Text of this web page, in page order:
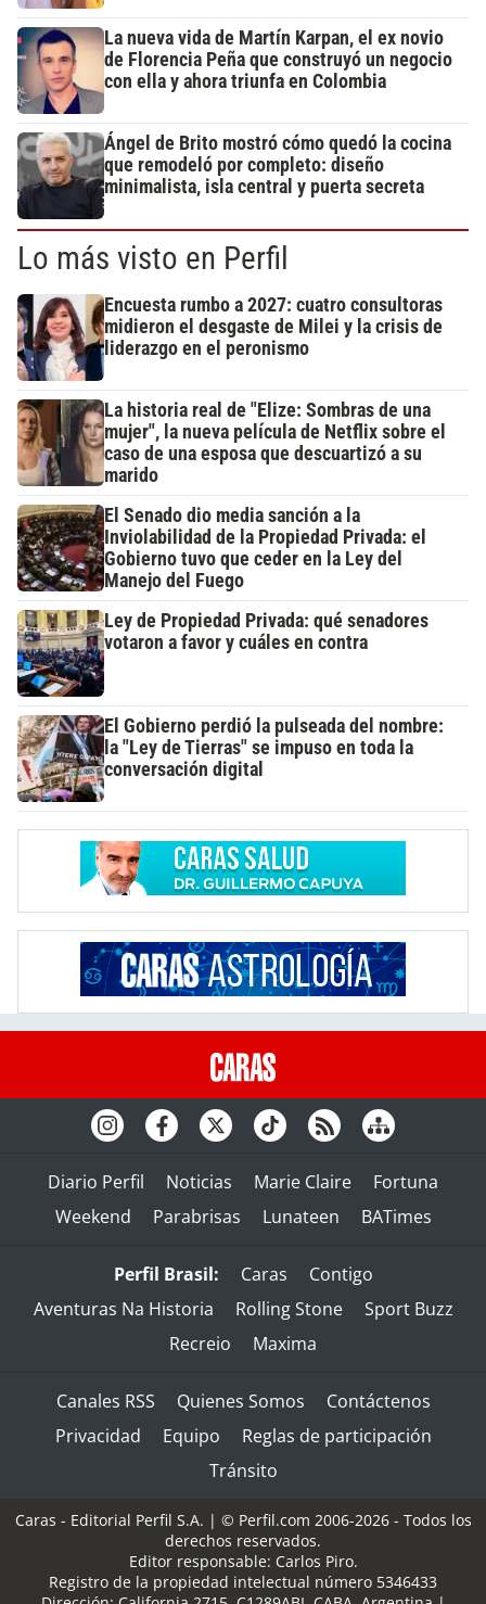
La nueva vida de Martín Karpan, el ex novio
de Florencia Peña que construyó un negocio
con ella y ahora triunfa en Colombia
Ángel de Brito mostró cómo quedó la cocina
que remodeló por completo: diseño
minimalista, isla central y puerta secreta
Lo más visto en Perfil
Encuesta rumbo a 2027: cuatro consultoras
midieron el desgaste de Milei y la crisis de
liderazgo en el peronismo
La historia real de "Elize: Sombras de una
mujer", la nueva película de Netflix sobre el
caso de una esposa que descuartizó a su
marido
El Senado dio media sanción a la
Inviolabilidad de la Propiedad Privada: el
Gobierno tuvo que ceder en la Ley del
Manejo del Fuego
Ley de Propiedad Privada: qué senadores
votaron a favor y cuáles en contra
El Gobierno perdió la pulseada del nombre:
la "Ley de Tierras" se impuso en toda la
conversación digital
Diario Perfil Noticias Marie Claire
Fortuna
Weekend
Parabrisas Lunateen BATimes
Perfil Brasil: Caras
Contigo
Aventuras Na Historia
Rolling Stone
Sport Buzz
Recreio
Maxima
Canales RSS Quienes Somos
Contáctenos
Privacidad
Equipo
Reglas de participación
Tránsito
Caras - Editorial Perfil S.A. | © Perfil.com 2006-2026 - Todos los
derechos reservados.
Editor responsable: Carlos Piro.
Registro de la propiedad intelectual número 5346433